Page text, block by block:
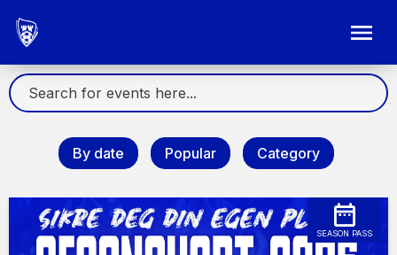
By date Popular Category
SEASON PASS